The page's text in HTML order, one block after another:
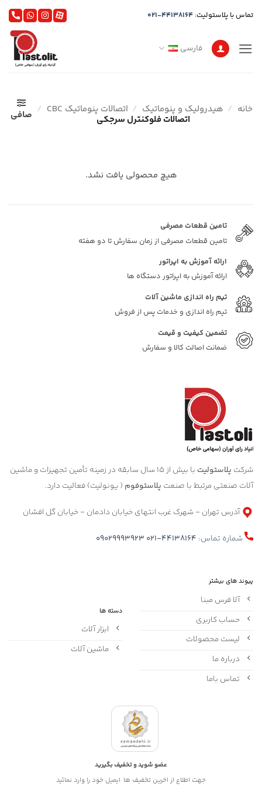
تماس با پلاستولیت: 021-44138164
فارسی
خانه / هیدرولیک و پنوماتیک / اتصالات پنوماتیک CBC /
اتصالات فلوکنترل سرجکی صافی
هیچ محصولی یافت نشد.
تامین قطعات مصرفی
تامین قطعات مصرفی از زمان سفارش تا دو هفته
ارائه آموزش به اپراتور
ارائه آموزش به اپراتور دستگاه ها
تیم راه اندازی ماشین آلات
تیم راه اندازی و خدمات پس از فروش
تضمین کیفیت و قیمت
ضمانت اصالت کالا و سفارش
شرکت پلاستولیت
با بیش از 15 سال سابقه در زمینه تأمین تجهیزات و ماشین
آلات صنعتی مرتبط با صنعت پلاستوفوم ( یونولیت) فعالیت دارد.
آدرس تهران - شهرک غرب انتهای خیابان دادمان - خیابان گل افشان
شماره تماس: 021-44138164
09029993923
پیوند های بیشتر
آلا فرس مبنا
حساب کاربری
لیست محصولات
درباره ما
تماس باما
دسته ها
ابزار آلات
ماشین آلات
عضو شوید و تخفیف بگیرید
جهت اطلاع از اخرین تخفیف ها ایمیل خود را وارد نمائید